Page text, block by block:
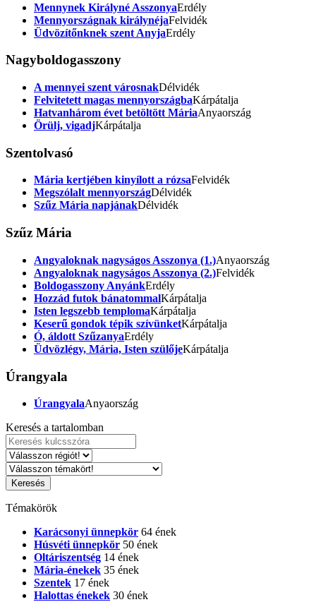
Mennynek Királyné AsszonyaErdély
Mennyországnak királynéjaFelvidék
Üdvözítőnknek szent AnyjaErdély
Nagyboldogasszony
A mennyei szent városnakDélvidék
Felvitetett magas mennyországbaKárpátalja
Hatvanhárom évet betöltött MáriaAnyaország
Örülj, vigadjKárpátalja
Szentolvasó
Mária kertjében kinyílott a rózsaFelvidék
Megszólalt mennyországDélvidék
Szűz Mária napjánakDélvidék
Szűz Mária
Angyaloknak nagyságos Asszonya (1.)Anyaország
Angyaloknak nagyságos Asszonya (2.)Felvidék
Boldogasszony AnyánkErdély
Hozzád futok bánatommalKárpátalja
Isten legszebb templomaKárpátalja
Keserű gondok tépik szívünketKárpátalja
Ó, áldott SzűzanyaErdély
Üdvözlégy, Mária, Isten szülőjeKárpátalja
Úrangyala
ÚrangyalaAnyaország
Keresés a tartalomban
Témakörök
Karácsonyi ünnepkör 64 ének
Húsvéti ünnepkör 50 ének
Oltáriszentség 14 ének
Mária-énekek 35 ének
Szentek 17 ének
Halottas énekek 30 ének